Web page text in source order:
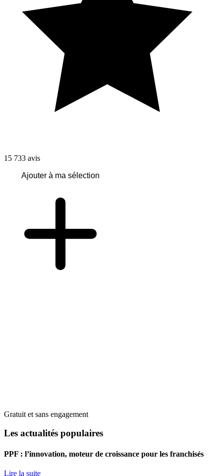
15 733 avis
Ajouter à ma sélection
Gratuit et sans engagement
Les actualités populaires
PPF : l’innovation, moteur de croissance pour les franchisés
Lire la suite